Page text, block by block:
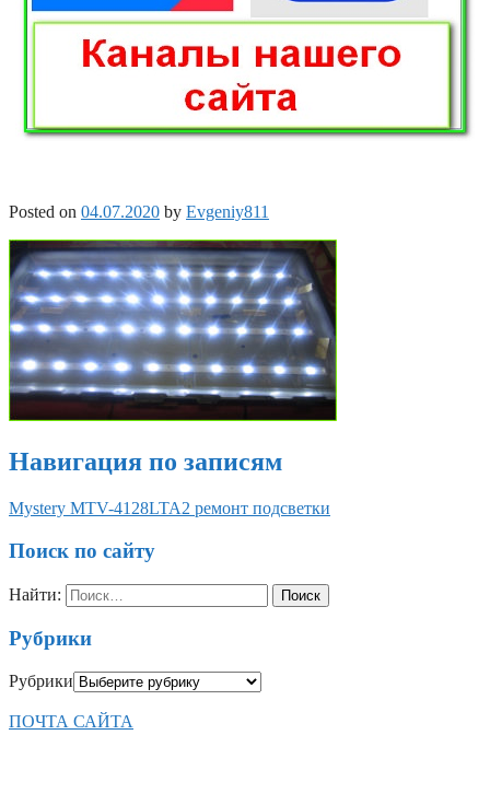
Posted on 04.07.2020 by Evgeniy811
Навигация по записям
Mystery MTV-4128LTA2 ремонт подсветки
Поиск по сайту
Найти:
Рубрики
Рубрики
ПОЧТА САЙТА